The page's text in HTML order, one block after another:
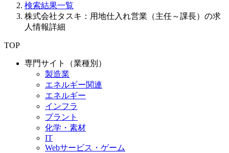
検索結果一覧
株式会社タスキ：用地仕入れ営業（主任～課長）の求
人情報詳細
TOP
専門サイト（業種別）
製造業
エネルギー関連
エネルギー
インフラ
プラント
化学・素材
IT
Webサービス・ゲーム